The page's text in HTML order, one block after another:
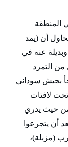
المنطقة
أن (يمد
عنه في
التمرد
بجيش سوداني
لافتات
من حيث يدري
أن يتجرعوا
(مزبلة)،